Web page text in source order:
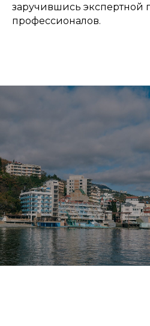
заручившись экспертной
профессионалов.